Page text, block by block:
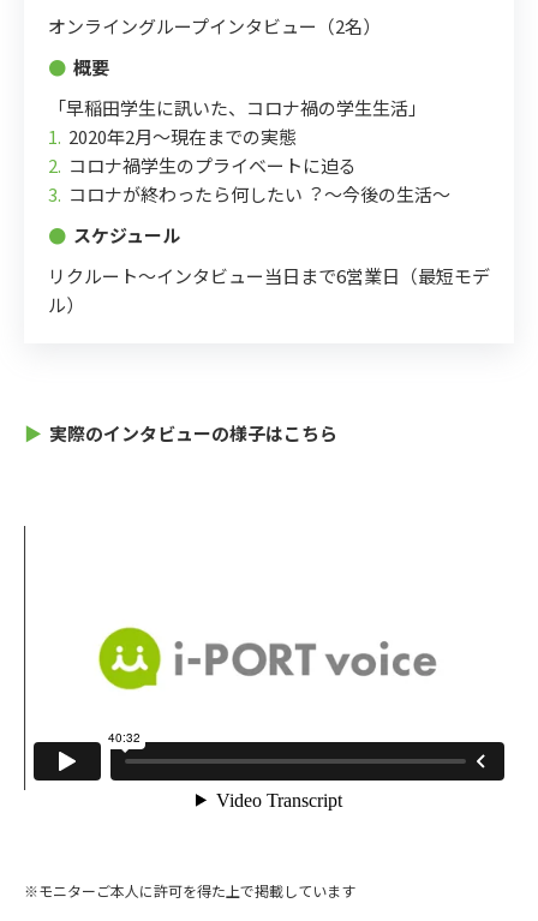
オンライングループインタビュー（2名）
● 概要
「早稲⽥学⽣に訊いた、コロナ禍の学⽣⽣活」
1. 2020年2⽉〜現在までの実態
2. コロナ禍学⽣のプライベートに迫る
3. コロナが終わったら何したい︖ 〜今後の⽣活〜
● スケジュール
リクルート〜インタビュー当⽇まで6営業⽇（最短モデ
ル）
▶ 実際のインタビューの様⼦はこちら
※モニターご本⼈に許可を得た上で掲載しています